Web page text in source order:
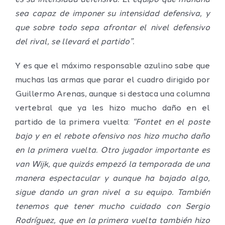
sea capaz de imponer su intensidad defensiva, y
que sobre todo sepa afrontar el nivel defensivo
del rival, se llevará el partido”.
Y es que el máximo responsable azulino sabe que
muchas las armas que parar el cuadro dirigido por
Guillermo Arenas, aunque si destaca una columna
vertebral que ya les hizo mucho daño en el
partido de la primera vuelta:
“Fontet en el poste
bajo y en el rebote ofensivo nos hizo mucho daño
en la primera vuelta. Otro jugador importante es
van Wijk, que quizás empezó la temporada de una
manera espectacular y aunque ha bajado algo,
sigue dando un gran nivel a su equipo. También
tenemos que tener mucho cuidado con Sergio
Rodríguez, que en la primera vuelta también hizo